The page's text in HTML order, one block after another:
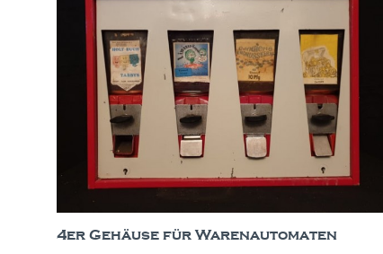
4er Gehäuse für Warenautomaten